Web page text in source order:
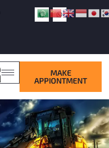
MAKE
APPIONTMENT